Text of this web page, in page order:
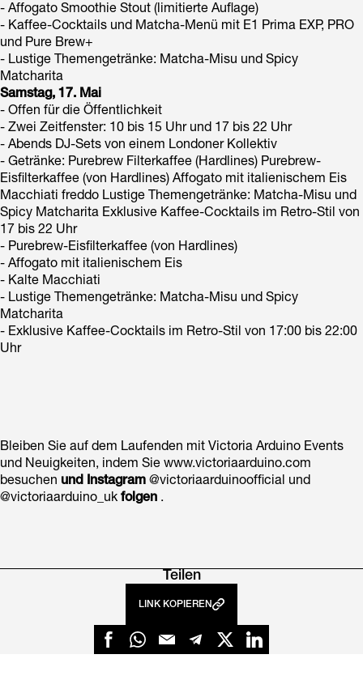
- Affogato Smoothie Stout (limitierte Auflage)
- Kaffee-Cocktails und Matcha-Menü mit E1 Prima EXP, PRO
und Pure Brew+
- Lustige Themengetränke: Matcha-Misu und Spicy
Matcharita
Samstag, 17. Mai
- Offen für die Öffentlichkeit
- Zwei Zeitfenster: 10 bis 15 Uhr und 17 bis 22 Uhr
- Abends DJ-Sets von einem Londoner Kollektiv
- Getränke: Purebrew Filterkaffee (Hardlines) Purebrew-
Eisfilterkaffee (von Hardlines) Affogato mit italienischem Eis
Macchiati freddo Lustige Themengetränke: Matcha-Misu und
Spicy Matcharita Exklusive Kaffee-Cocktails im Retro-Stil von
17 bis 22 Uhr
- Purebrew-Eisfilterkaffee (von Hardlines)
- Affogato mit italienischem Eis
- Kalte Macchiati
- Lustige Themengetränke: Matcha-Misu und Spicy
Matcharita
- Exklusive Kaffee-Cocktails im Retro-Stil von 17:00 bis 22:00
Uhr
Bleiben Sie auf dem Laufenden mit Victoria Arduino Events
und Neuigkeiten, indem Sie www.victoriaarduino.com
besuchen und Instagram @victoriaarduinoofficial und
@victoriaarduino_uk folgen .
Teilen
LINK KOPIEREN